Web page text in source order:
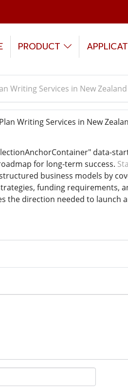
PRODUCT
Writing Services in New Zealand
Writing Services in New
data-
for long-term success.
business models by
funding requirements,
the direction needed to launch